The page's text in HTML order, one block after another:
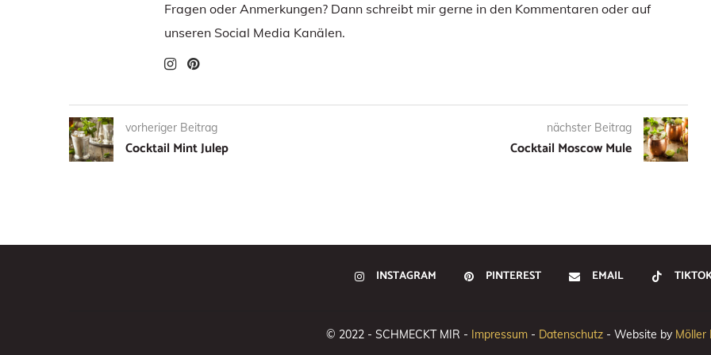
Fragen oder Anmerkungen? Dann schreibt mir gerne in den Kommentaren oder auf
unseren Social Media Kanälen.
vorheriger Beitrag
Cocktail Mint Julep
nächster Beitrag
Cocktail Moscow Mule
INSTAGRAM PINTEREST EMAIL
© 2022 - SCHMECKT MIR - Impressum- Datenschutz- Website by Möller